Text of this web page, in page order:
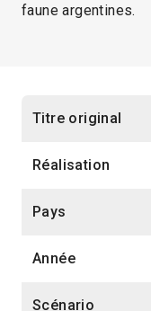
faune argentines.
Titre original
Réalisation
Pays
Année
Scénario